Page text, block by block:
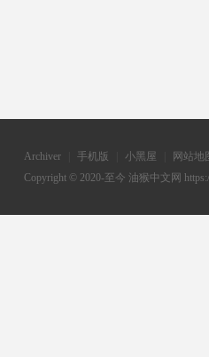
Archiver 手机版 小黑屋 网站地
Copyright © 2020-至今 油猴中文网